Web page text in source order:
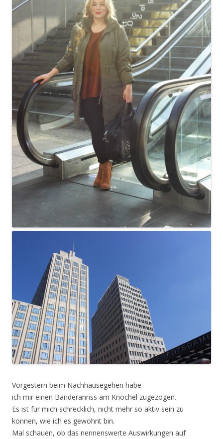
Vorgestern beim Nachhausegehen habe
ich mir einen Bänderanriss am Knöchel zugezogen.
Es ist für mich schrecklich, nicht mehr so aktiv sein zu
können, wie ich es gewohnt bin.
Mal schauen, ob das nennenswerte Auswirkungen auf